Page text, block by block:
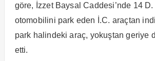
göre, İzzet Baysal Caddesi’nde 14 D.
otomobilini park eden İ.C. araçtan
park halindeki araç, yokuştan geriye
etti.